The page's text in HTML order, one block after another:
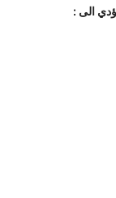
الى :